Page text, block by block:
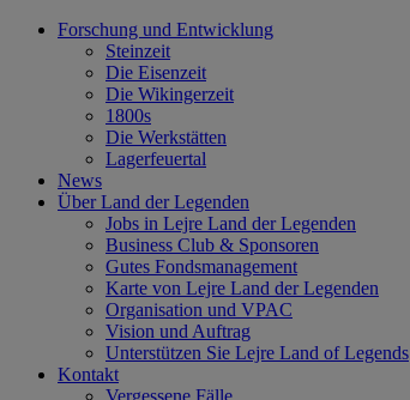
Skip
Forschung und Entwicklung
Steinzeit
Die Eisenzeit
Die Wikingerzeit
1800s
Die Werkstätten
Lagerfeuertal
News
Über Land der Legenden
Jobs in Lejre Land der Legenden
Business Club & Sponsoren
Gutes Fondsmanagement
Karte von Lejre Land der Legenden
Organisation und VPAC
Vision und Auftrag
Unterstützen Sie Lejre Land of Legends
Kontakt
Vergessene Fälle